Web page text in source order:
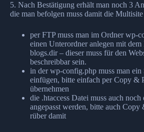
5. Nach Bestätigung erhält man noch 3
die man befolgen muss damit die
per FTP muss man im Ordner wp-
einen Unterordner anlegen mit dem
blogs.dir – dieser muss für den
beschreibbar sein.
in der wp-config.php muss man ein
einfügen, bitte einfach per Copy &
übernehmen
die .htaccess Datei muss auch noch
angepasst werden, bitte auch Copy
rüber damit